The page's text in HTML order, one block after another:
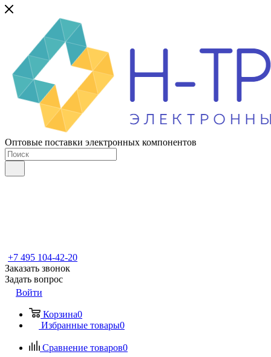
Оптовые поставки электронных компонентов
+7 495 104-42-20
Заказать звонок
Задать вопрос
Войти
Корзина0
Избранные товары0
Сравнение товаров0